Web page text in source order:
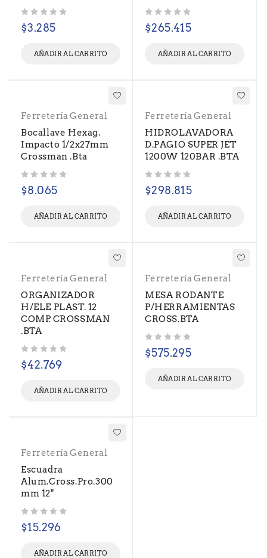
$3.285
AÑADIR AL CARRITO
$265.415
AÑADIR AL CARRITO
Ferretería General
Bocallave Hexag.
Impacto 1/2x27mm
Crossman .Bta
$8.065
AÑADIR AL CARRITO
Ferretería General
HIDROLAVADORA
D.PAGIO SUPER JET
1200W 120BAR .BTA
$298.815
AÑADIR AL CARRITO
Ferretería General
ORGANIZADOR
H/ELE PLAST. 12
COMP. CROSSMAN
.BTA
$42.769
AÑADIR AL CARRITO
Ferretería General
MESA RODANTE
P/HERRAMIENTAS
CROSS.BTA
$575.295
AÑADIR AL CARRITO
Ferretería General
Escuadra
Alum.Cross.Pro.300
mm 12"
$15.296
AÑADIR AL CARRITO